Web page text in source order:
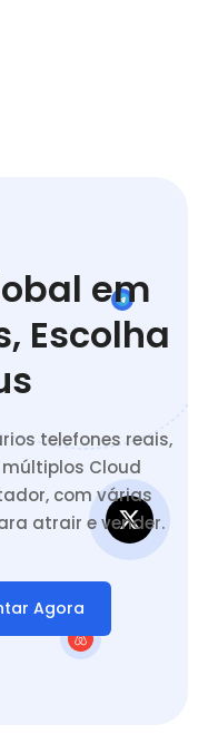
em
Escolha
telefones reais,
Cloud
com várias
atrair e vender.
Agora